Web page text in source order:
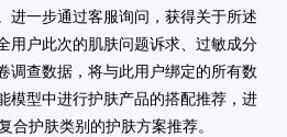
进一步通过客服询问，获得关于所述
用户此次的肌肤问题诉求、过敏成分
调查数据，将与此用户绑定的所有数
模型中进行护肤产品的搭配推荐，进
合护肤类别的护肤方案推荐。